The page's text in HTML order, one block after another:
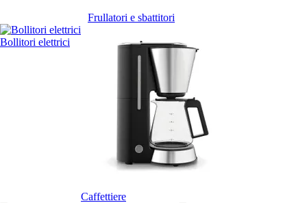
Frullatori e sbattitori
Bollitori elettrici
Caffettiere